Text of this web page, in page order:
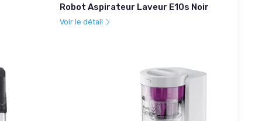
Robot Aspirateur Laveur E10s Noir
Voir le détail